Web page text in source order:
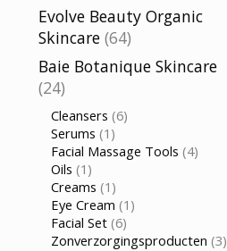
Evolve Beauty Organic
Skincare (64)
Baie Botanique Skincare
(24)
Cleansers (6)
Serums (1)
Facial Massage Tools (4)
Oils (1)
Creams (1)
Eye Cream (1)
Facial Set (6)
Zonverzorgingsproducten (3)